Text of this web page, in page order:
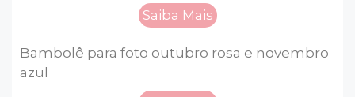
Saiba Mais
Bambolê para foto outubro rosa e novembro
azul